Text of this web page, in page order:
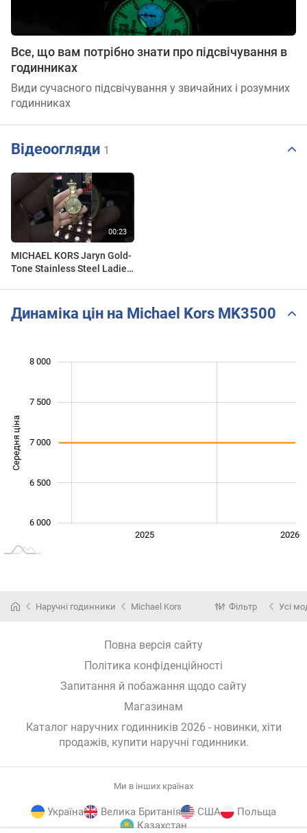
Все, що вам потрібно знати про підсвічування в
годинниках
Види сучасного підсвічування у звичайних і розумних
годинниках
Відеоогляди 1
MICHAEL KORS Jaryn Gold-
Tone Stainless Steel Ladies
Динаміка цін на Michael Kors MK3500
Середня ціна 6 000
6 000
6 500
7 000
7 500
8 000
2025 2026
Наручні годинники Michael Kors Фільтр Усі
Повна версія сайту
Політика конфіденційності
Запитання й побажання щодо сайту
Магазинам
Каталог наручних годинників 2026 - новинки, хіти
продажів, купити наручні годинники.
Ми в інших країнах
Україна Велика Британія США
Польща
Казахстан